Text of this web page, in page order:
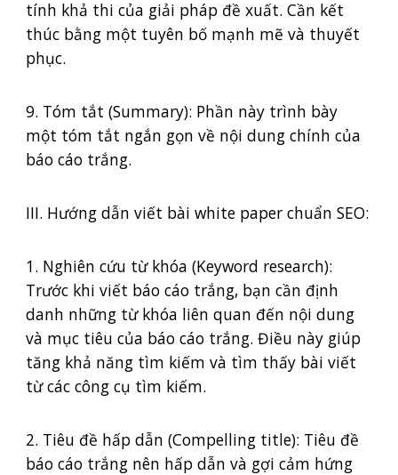
tính khả thi của giải pháp đề xuất. Cần kết
thúc bằng một tuyên bố mạnh mẽ và thuyết
phục.
9. Tóm tắt (Summary): Phần này trình bày
một tóm tắt ngắn gọn về nội dung chính của
báo cáo trắng.
III. Hướng dẫn viết bài white paper chuẩn SEO:
1. Nghiên cứu từ khóa (Keyword research):
Trước khi viết báo cáo trắng, bạn cần định
danh những từ khóa liên quan đến nội dung
và mục tiêu của báo cáo trắng. Điều này giúp
tăng khả năng tìm kiếm và tìm thấy bài viết
từ các công cụ tìm kiếm.
2. Tiêu đề hấp dẫn (Compelling title): Tiêu đề
báo cáo trắng nên hấp dẫn và gợi cảm hứng